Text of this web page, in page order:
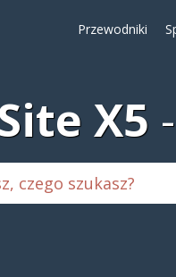
Przewodniki
X5